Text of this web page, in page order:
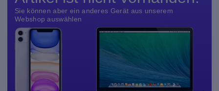
Sie können aber ein anderes Gerät aus unserem
Webshop auswählen